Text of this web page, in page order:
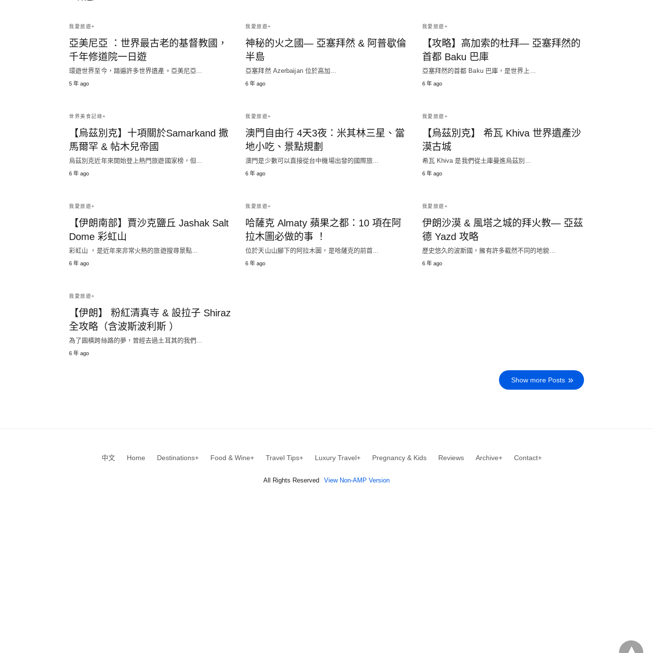
我愛旅遊+
亞美尼亞 ：世界最古老的基督教國，
千年修道院一日遊
環遊世界至今，踏遍許多世界遺產。亞美尼亞...
5 年 ago
我愛旅遊+
神秘的火之國— 亞塞拜然 & 阿普歇倫
半島
亞塞拜然 Azerbaijan 位於高加...
6 年 ago
我愛旅遊+
【攻略】高加索的杜拜— 亞塞拜然的
首都 Baku 巴庫
亞塞拜然的首都 Baku 巴庫，是世界上...
6 年 ago
世界美食記綠+
【烏茲別克】十項關於Samarkand 撒
馬爾罕 & 帖木兒帝國
烏茲別克近年來開始登上熱門旅遊國家榜，但...
6 年 ago
我愛旅遊+
澳門自由行 4天3夜：米其林三星、當
地小吃、景點規劃
澳門是少數可以直接從台中機場出發的國際旅...
6 年 ago
我愛旅遊+
【烏茲別克】 希瓦 Khiva 世界遺產沙
漠古城
希瓦 Khiva 是我們從土庫曼進烏茲別...
6 年 ago
我愛旅遊+
【伊朗南部】賈沙克鹽丘 Jashak Salt
Dome 彩虹山
彩虹山 ，是近年來非常火熱的旅遊搜尋景點...
6 年 ago
我愛旅遊+
哈薩克 Almaty 蘋果之都：10 項在阿
拉木圖必做的事 ！
位於天山山腳下的阿拉木圖，是哈薩克的前首...
6 年 ago
我愛旅遊+
伊朗沙漠 & 風塔之城的拜火教— 亞茲
德 Yazd 攻略
歷史悠久的波斯國，擁有許多截然不同的地貌...
6 年 ago
我愛旅遊+
【伊朗】 粉紅清真寺 & 設拉子 Shiraz
全攻略（含波斯波利斯 ）
為了圓橫跨絲路的夢，曾經去過土耳其的我們...
6 年 ago
Show more Posts
中文 Home Destinations+ Food & Wine+ Travel Tips+ Luxury Travel+ Pregnancy & Kids Reviews Archive+ Contact+
All Rights Reserved View Non-AMP Version